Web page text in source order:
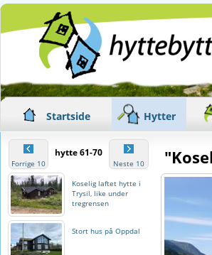
Startside Hytter
Forrige 10
hytte 61-70
Neste 10
Koselig laftet hytte i
Trysil, like under
tregrensen
Stort hus på Oppdal